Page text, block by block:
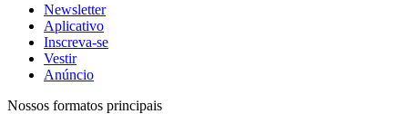
Newsletter
Aplicativo
Inscreva-se
Vestir
Anúncio
Nossos formatos principais